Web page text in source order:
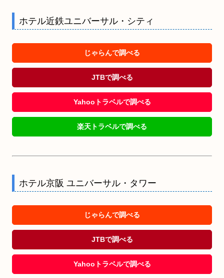
ホテル近鉄ユニバーサル・シティ
じゃらんで調べる
JTBで調べる
Yahooトラベルで調べる
楽天トラベルで調べる
ホテル京阪 ユニバーサル・タワー
じゃらんで調べる
JTBで調べる
Yahooトラベルで調べる